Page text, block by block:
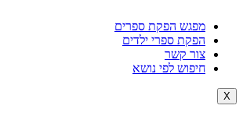
מפגש הפקת ספרים
הפקת ספרי ילדים
צור קשר
חיפוש לפי נושא
X